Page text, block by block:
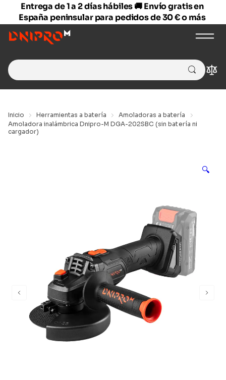
Entrega de 1 a 2 días hábiles 🚚 Envío gratis en
España peninsular para pedidos de 30 € o más
Search
for:
Inicio Herramientas a batería
Amoladoras a batería
Amoladora inalámbrica Dnipro-M DGA-202SBC (sin batería ni
cargador)
🔍